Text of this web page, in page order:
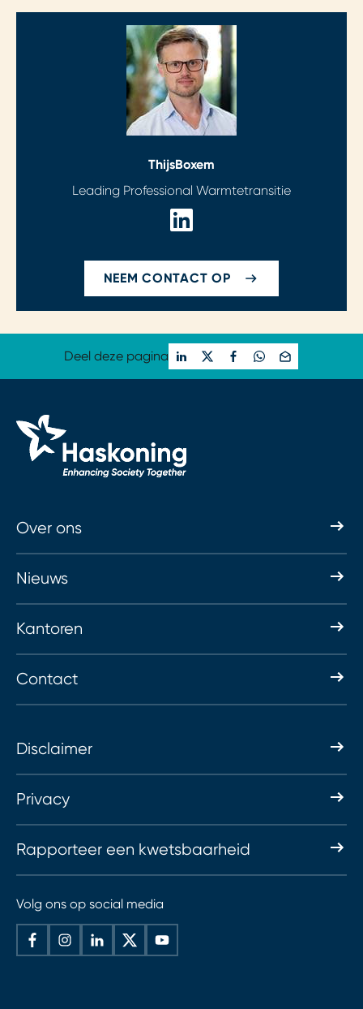
ThijsBoxem
Leading Professional Warmtetransitie
NEEM CONTACT OP
Deel deze pagina
Over ons
Nieuws
Kantoren
Contact
Disclaimer
Privacy
Rapporteer een kwetsbaarheid
Volg ons op social media